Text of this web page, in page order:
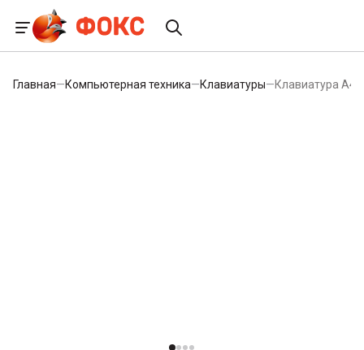
Главная—Компьютерная техника—Клавиатуры—Клавиатура